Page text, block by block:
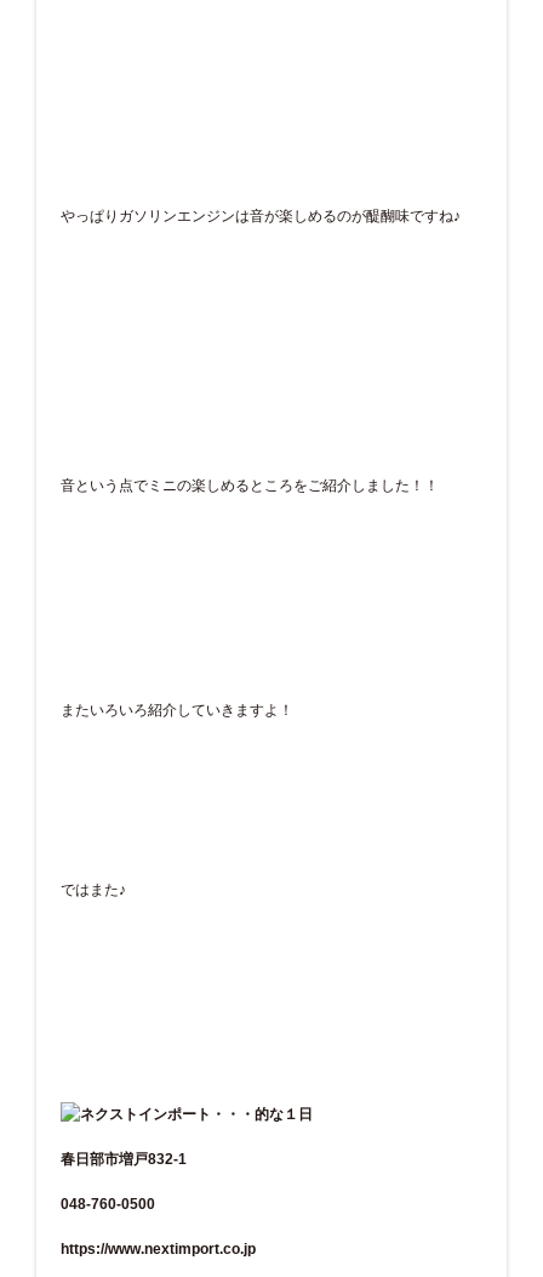
やっぱりガソリンエンジンは音が楽しめるのが醍醐味ですね♪
音という点でミニの楽しめるところをご紹介しました！！
またいろいろ紹介していきますよ！
ではまた♪
春日部市増戸832-1
048-760-0500
https://www.nextimport.co.jp